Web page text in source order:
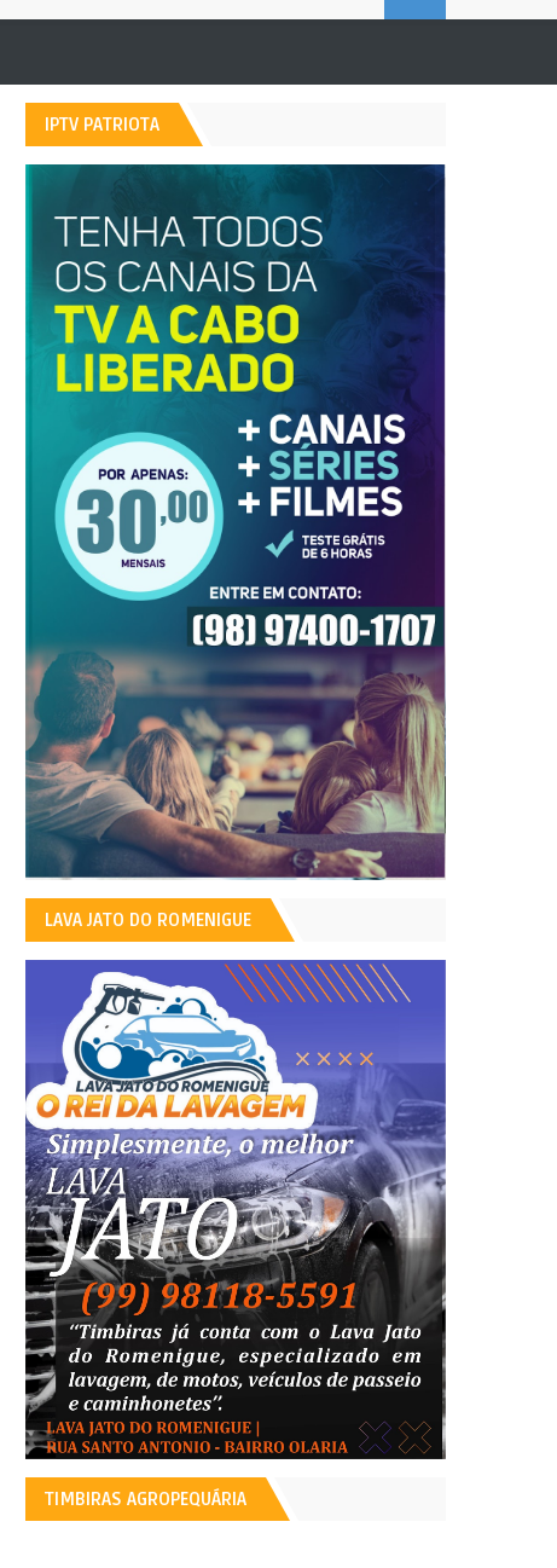
H
IPTV PATRIOTA
LAVA JATO DO ROMENIGUE
TIMBIRAS AGROPEQUÁRIA